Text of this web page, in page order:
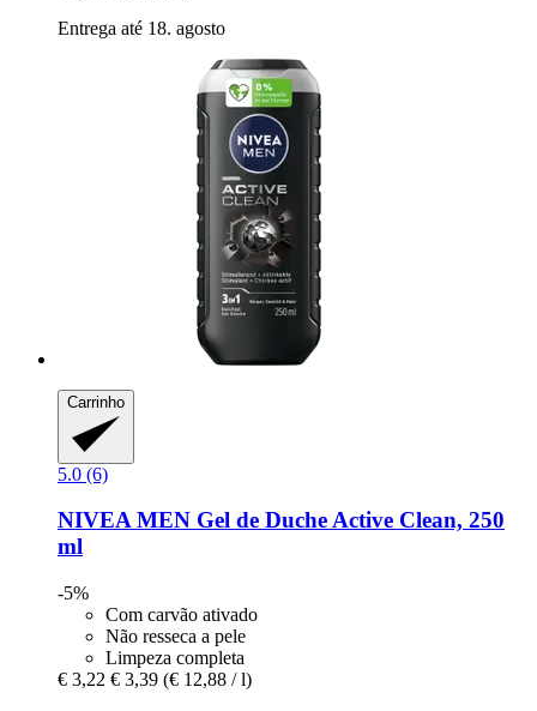
Entrega até 18. agosto
Carrinho
5.0 (6)
NIVEAMEN Gel de Duche Active Clean, 250
ml
-5%
Com carvão ativado
Não resseca a pele
Limpeza completa
€ 3,22 € 3,39 (€ 12,88 / l)